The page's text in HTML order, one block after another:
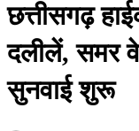
छत्तीसगढ़
दलीलें, समर
सुनवाई शुरू